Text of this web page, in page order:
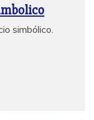
simbólico.